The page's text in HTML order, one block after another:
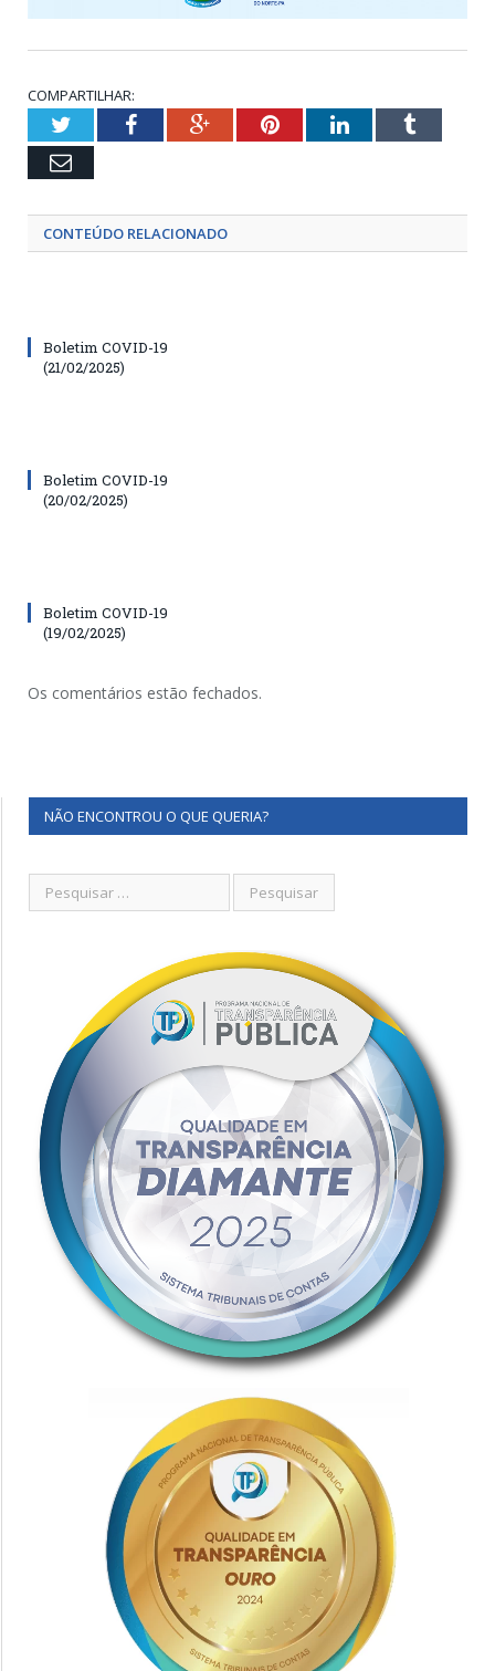
COMPARTILHAR:
TwitterFacebookGoogle+PinterestLinkedInTumblr
Email
CONTEÚDO RELACIONADO
Boletim COVID-19
(21/02/2025)
Boletim COVID-19
(20/02/2025)
Boletim COVID-19
(19/02/2025)
Os comentários estão fechados.
NÃO ENCONTROU O QUE QUERIA?